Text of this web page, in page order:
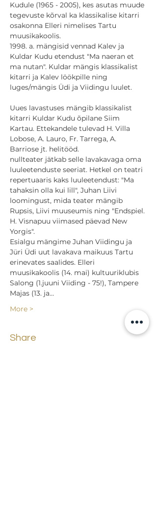
Kudule (1965 - 2005), kes asutas muude
tegevuste kõrval ka klassikalise kitarri
osakonna Elleri nimelises Tartu
muusikakoolis.
1998. a. mängisid vennad Kalev ja
Kuldar Kudu etendust "Ma naeran et
ma nutan". Kuldar mängis klassikalist
kitarri ja Kalev löökpille ning
luges/mängis Üdi ja Viidingu luulet.
Uues lavastuses mängib klassikalist
kitarri Kuldar Kudu õpilane Siim
Kartau. Ettekandele tulevad H. Villa
Lobose, A. Lauro, Fr. Tarrega, A.
Barriose jt. helitööd.
nullteater jätkab selle lavakavaga oma
luuleetenduste seeriat. Hetkel on teatri
repertuaaris kaks luuleetendust: "Ma
tahaksin olla kui lill", Juhan Liivi
loomingust, mida teater mängib
Rupsis, Liivi muuseumis ning "Endspiel.
H. Visnapuu viimased päevad New
Yorgis".
Esialgu mängime Juhan Viidingu ja
Jüri Üdi uut lavakava maikuus Tartu
erinevates saalides. Elleri
muusikakoolis (14. mai) kultuuriklubis
Salong (1.juuni Viiding - 75!), Tampere
Majas (13. ja…
More >
Share